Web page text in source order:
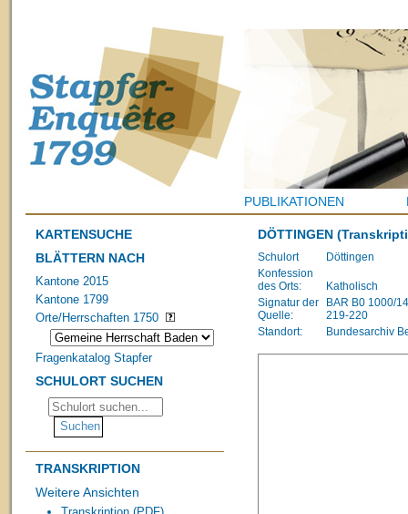
PUBLIKATIONEN
KARTENSUCHE
BLÄTTERN NACH
Kantone 2015
Kantone 1799
Orte/Herrschaften 1750
Fragenkatalog Stapfer
SCHULORT SUCHEN
TRANSKRIPTION
Weitere Ansichten
DÖTTINGEN
Schulort
Döttingen
Konfession
des Orts:
Katholisch
Signatur der
Quelle:
BAR B0 1000/
219-220
Standort:
Bundesarchiv